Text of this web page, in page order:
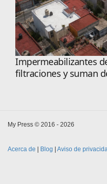
Impermeabilizantes
filtraciones y suman
My Press © 2016 - 2026
Acerca de Blog Aviso de